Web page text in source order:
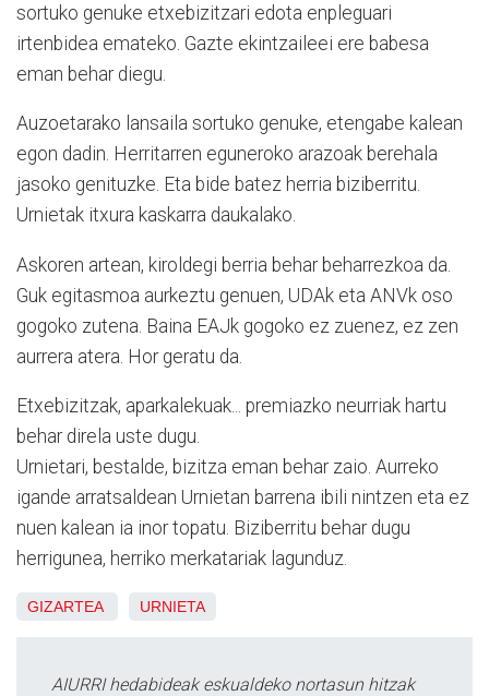
sortuko genuke etxebizitzari edota enpleguari
irtenbidea emateko. Gazte ekintzaileei ere babesa
eman behar diegu.
Auzoetarako lansaila sortuko genuke, etengabe kalean
egon dadin. Herritarren eguneroko arazoak berehala
jasoko genituzke. Eta bide batez herria biziberritu.
Urnietak itxura kaskarra daukalako.
Askoren artean, kiroldegi berria behar beharrezkoa da.
Guk egitasmoa aurkeztu genuen, UDAk eta ANVk oso
gogoko zutena. Baina EAJk gogoko ez zuenez, ez zen
aurrera atera. Hor geratu da.
Etxebizitzak, aparkalekuak... premiazko neurriak hartu
behar direla uste dugu.
Urnietari, bestalde, bizitza eman behar zaio. Aurreko
igande arratsaldean Urnietan barrena ibili nintzen eta ez
nuen kalean ia inor topatu. Biziberritu behar dugu
herrigunea, herriko merkatariak lagunduz.
GIZARTEA URNIETA
AIURRI hedabideak eskualdeko nortasun hitzak